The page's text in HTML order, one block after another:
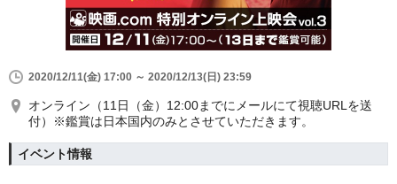
2020/12/11(金) 17:00 ～ 2020/12/13(日) 23:59
オンライン（11日（金）12:00までにメールにて視聴URLを送
付）※鑑賞は日本国内のみとさせていただきます。
イベント情報